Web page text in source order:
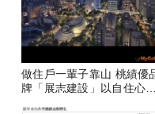
做住戶一輩子靠山 桃績優
牌「展志建設」以自住心蓋